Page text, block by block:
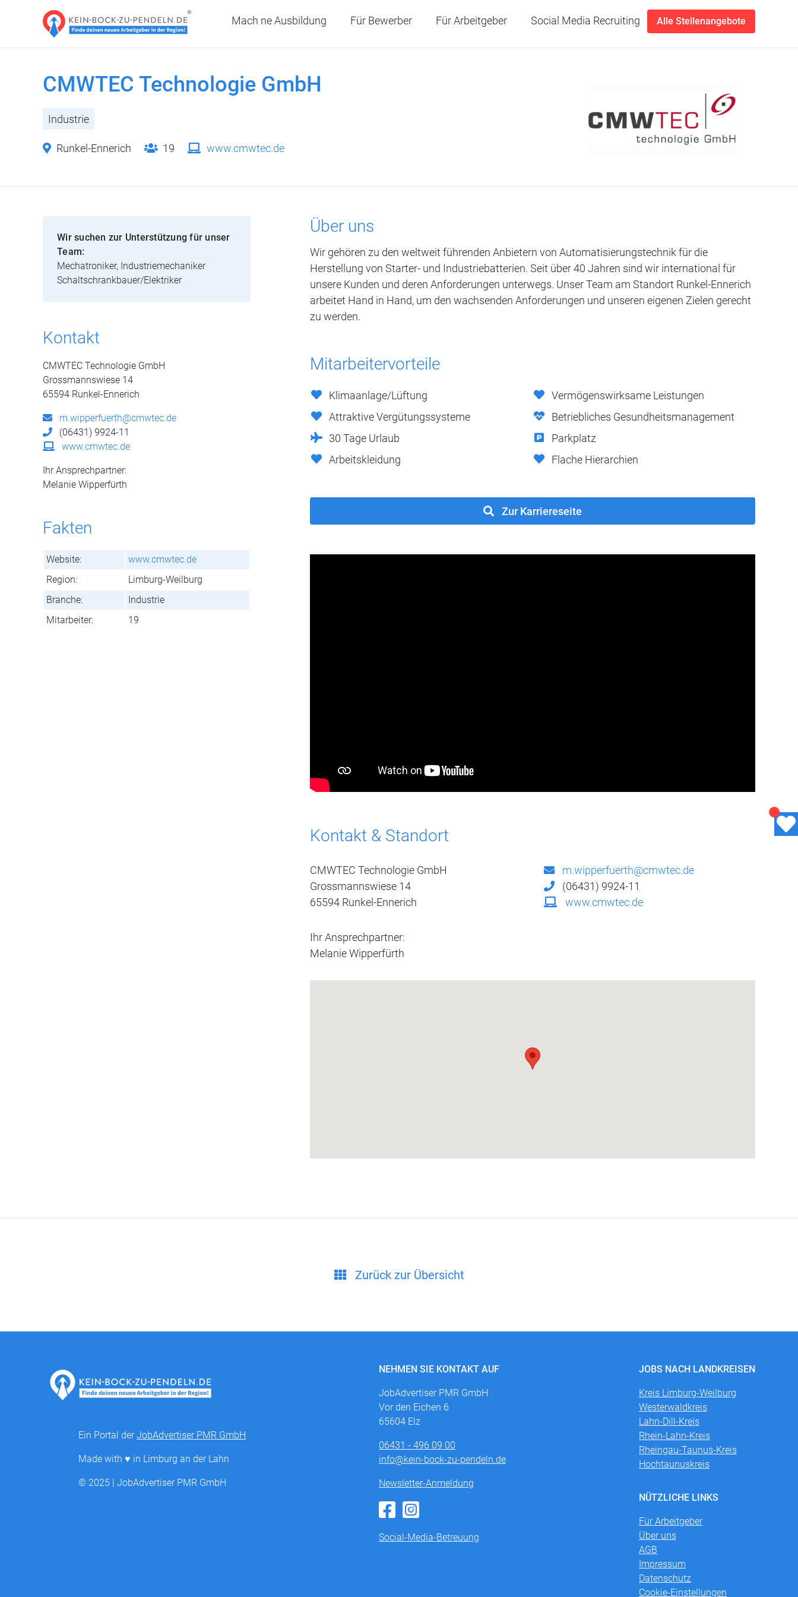
Mach ne Ausbildung Für Bewerber Für Arbeitgeber Social Media Recruiting Alle Stellenangebote
CMWTEC Technologie GmbH
Industrie
Runkel-Ennerich 19 www.cmwtec.de
Wir suchen zur Unterstützung für unser
Team:
Mechatroniker, Industriemechaniker
Schaltschrankbauer/Elektriker
Kontakt
CMWTEC Technologie GmbH
Grossmannswiese 14
65594 Runkel-Ennerich
m.wipperfuerth@cmwtec.de
(06431) 9924-11
www.cmwtec.de
Ihr Ansprechpartner:
Melanie Wipperfürth
Fakten
Website:
www.cmwtec.de
Region:
Limburg-Weilburg
Branche:
Industrie
Mitarbeiter:
19
Über uns
Wir gehören zu den weltweit führenden Anbietern von Automatisierungstechnik für die
Herstellung von Starter- und Industriebatterien. Seit über 40 Jahren sind wir international für
unsere Kunden und deren Anforderungen unterwegs. Unser Team am Standort Runkel-Ennerich
arbeitet Hand in Hand, um den wachsenden Anforderungen und unseren eigenen Zielen gerecht
zu werden.
Mitarbeitervorteile
Klimaanlage/Lüftung
Vermögenswirksame Leistungen
Attraktive Vergütungssysteme
Betriebliches Gesundheitsmanagement
30 Tage Urlaub
Parkplatz
Arbeitskleidung
Flache Hierarchien
Zur Karriereseite
Kontakt & Standort
CMWTEC Technologie GmbH
Grossmannswiese 14
65594 Runkel-Ennerich
m.wipperfuerth@cmwtec.de
(06431) 9924-11
www.cmwtec.de
Ihr Ansprechpartner:
Melanie Wipperfürth
Zurück zur Übersicht
Ein Portal derJobAdvertiser PMR GmbH
Made with ♥ in Limburg an der Lahn
© 2025 | JobAdvertiser PMR GmbH
NEHMEN SIE KONTAKT AUF
JobAdvertiser PMR GmbH
Vor den Eichen 6
65604 Elz
06431 - 496 09 00
info@kein-bock-zu-pendeln.de
Newsletter-Anmeldung
Social-Media-Betreuung
JOBS NACH LANDKREISEN
Kreis Limburg-Weilburg
Westerwaldkreis
Lahn-Dill-Kreis
Rhein-Lahn-Kreis
Rheingau-Taunus-Kreis
Hochtaunuskreis
NÜTZLICHE LINKS
Für Arbeitgeber
Über uns
AGB
Impressum
Datenschutz
Cookie-Einstellungen